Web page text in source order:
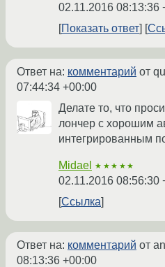
02.11.2016 08:13:36
Показать ответ
Ответ на: комментарий от
07:44:34 +00:00
Делате то, что
лончер с хорошим
интегрированным
Midael ★★★★★
02.11.2016 08:56:30
Ссылка
Ответ на: комментарий от
08:13:36 +00:00